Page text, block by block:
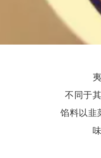
不同于
馅料以韭